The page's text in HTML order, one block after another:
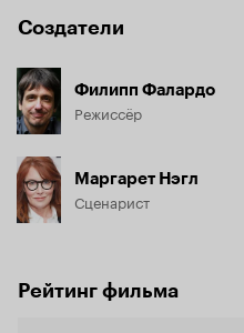
Создатели
Филипп Фалардо
Режиссёр
Маргарет Нэгл
Сценарист
Рейтинг фильма